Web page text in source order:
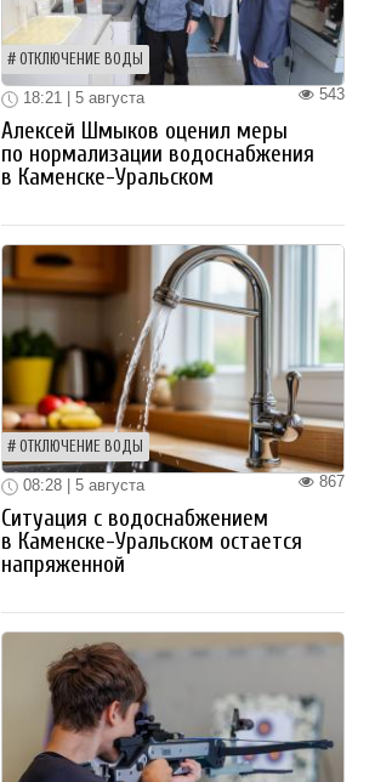
ОТКЛЮЧЕНИЕ ВОДЫ
543
18:21 | 5 августа
Алексей Шмыков оценил меры
по нормализации водоснабжения
в Каменске-Уральском
ОТКЛЮЧЕНИЕ ВОДЫ
867
08:28 | 5 августа
Ситуация с водоснабжением
в Каменске-Уральском остается
напряженной